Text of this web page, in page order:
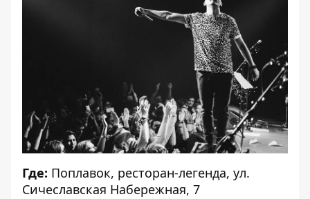
Где: Поплавок, ресторан-легенда, ул.
Сичеславская Набережная, 7